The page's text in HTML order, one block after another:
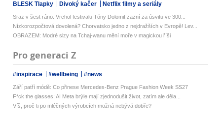
BLESK Tlapky Divoký kačer Netflix filmy a seriály
Sraz v šest ráno. Vrchol festivalu Tóny Dolomit zazní za úsvitu ve 300...
Nízkorozpočtová dovolená? Chorvatsko jedno z nejdražších v Evropě! Lev...
OBRAZEM: Modré slzy na Tchaj-wanu mění moře v magickou říši
Pro generaci Z
#inspirace #wellbeing #news
Září patří módě: Co přinese Mercedes-Benz Prague Fashion Week SS27
F*ck the glasses: AI Meta brýle mají zjednodušit život, zatím ale děla...
Víš, proč ti po mléčných výrobcích možná nebývá dobře?